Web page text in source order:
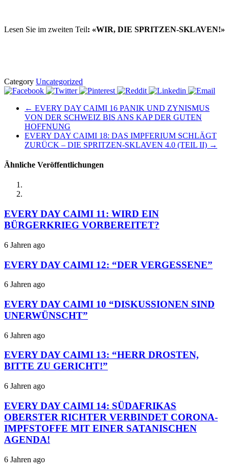
Lesen Sie im zweiten Teil: «WIR, DIE SPRITZEN-SKLAVEN!»
Category Uncategorized
← EVERY DAY CAIMI 16 PANIK UND ZYNISMUS
VON DER SCHWEIZ BIS ANS KAP DER GUTEN
HOFFNUNG
EVERY DAY CAIMI 18: DAS IMPFERIUM SCHLÄGT
ZURÜCK – DIE SPRITZEN-SKLAVEN 4.0 (TEIL II) →
Ähnliche Veröffentlichungen
EVERY DAY CAIMI 11: WIRD EIN
BÜRGERKRIEG VORBEREITET?
6 Jahren ago
EVERY DAY CAIMI 12: “DER VERGESSENE”
6 Jahren ago
EVERY DAY CAIMI 10 “DISKUSSIONEN SIND
UNERWÜNSCHT”
6 Jahren ago
EVERY DAY CAIMI 13: “HERR DROSTEN,
BITTE ZU GERICHT!”
6 Jahren ago
EVERY DAY CAIMI 14: SÜDAFRIKAS
OBERSTER RICHTER VERBINDET CORONA-
IMPFSTOFFE MIT EINER SATANISCHEN
AGENDA!
6 Jahren ago